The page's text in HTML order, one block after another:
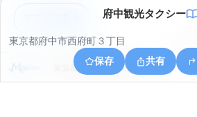
府中観光タクシー
東京都府中市西府町３丁目
保存
共有
東京都府中市矢崎町２丁目３１